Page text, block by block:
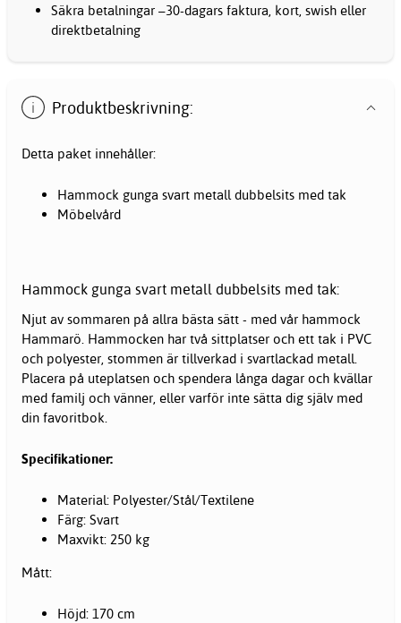
Säkra betalningar –30-dagars faktura, kort, swish eller
direktbetalning
Produktbeskrivning:
Detta paket innehåller:
Hammock gunga svart metall dubbelsits med tak
Möbelvård
Hammock gunga svart metall dubbelsits med tak:
Njut av sommaren på allra bästa sätt - med vår hammock
Hammarö. Hammocken har två sittplatser och ett tak i PVC
och polyester, stommen är tillverkad i svartlackad metall.
Placera på uteplatsen och spendera långa dagar och kvällar
med familj och vänner, eller varför inte sätta dig själv med
din favoritbok.
Specifikationer:
Material: Polyester/Stål/Textilene
Färg: Svart
Maxvikt: 250 kg
Mått:
Höjd: 170 cm